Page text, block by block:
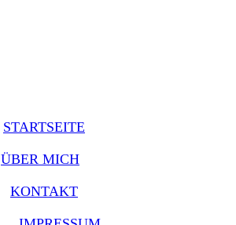
STARTSEITE
ÜBER MICH
KONTAKT